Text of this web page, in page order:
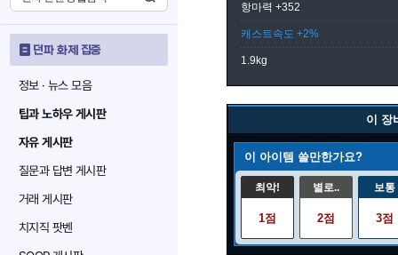
던파 화제 집중
정보 · 뉴스 모음
팁과 노하우 게시판
자유 게시판
질문과 답변 게시판
거래 게시판
치지직 팟벤
항마력 +352
캐스트속도 +2%
1.9kg
이 장
이 아이템 쓸만한가요?
최악!
1점
별로..
2점
보통
3점